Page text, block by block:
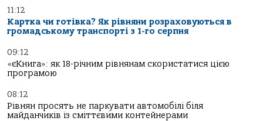
11:12
Картка чи готівка? Як рівняни розраховуються в
громадському транспорті з 1-го серпня
09:12
«єКнига»: як 18-річним рівнянам скористатися цією
програмою
08:12
Рівнян просять не паркувати автомобілі біля
майданчиків із сміттєвими контейнерами